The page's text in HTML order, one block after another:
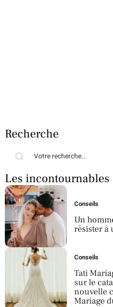
Recherche
Les incontournables
Conseils
Un
résister à
Conseils
Tati
sur le
nouvelle
Mariage